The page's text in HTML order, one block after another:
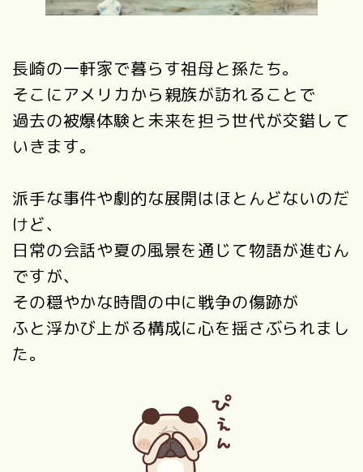
長崎の一軒家で暮らす祖母と孫たち。
そこにアメリカから親族が訪れることで
過去の被爆体験と未来を担う世代が交錯して
いきます。
派手な事件や劇的な展開はほとんどないのだ
けど、
日常の会話や夏の風景を通じて物語が進むん
ですが、
その穏やかな時間の中に戦争の傷跡が
ふと浮かび上がる構成に心を揺さぶられまし
た。